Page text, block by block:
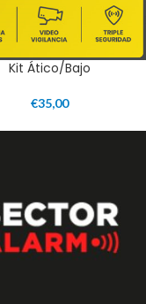
Kit Ático/Bajo
€35,00